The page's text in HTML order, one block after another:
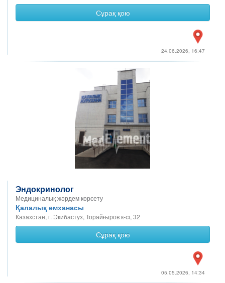
Сұрақ қою
24.06.2026, 16:47
Эндокринолог
Медициналық жәрдем көрсету
Қалалық емханасы
Казахстан, г. Экибастуз, Торайғыров к-сі, 32
Сұрақ қою
05.05.2026, 14:34